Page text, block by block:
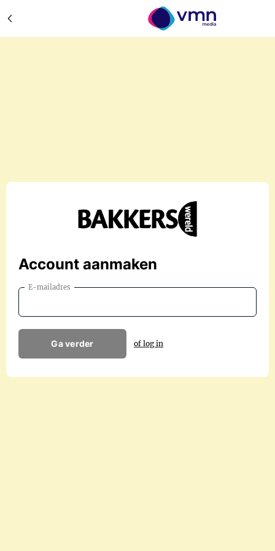
Account aanmaken
E-mailadres
Ga verder of log in